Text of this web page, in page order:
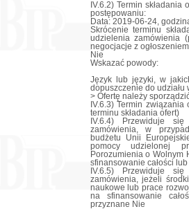
IV.6.2) Termin
postępowaniu:
Data: 2019-06-24,
Skrócenie terminu
udzielenia zamówienia
negocjacje z
Nie
Wskazać powody:
Język lub języki, w
dopuszczenie do udziału
> Ofertę należy
IV.6.3) Termin
terminu składania ofert)
IV.6.4) Przewiduje
zamówienia, w
budżetu Unii
pomocy udzielonej
Porozumienia o Wolnym
sfinansowanie całości
IV.6.5) Przewiduje
zamówienia, jeżeli
naukowe lub prace
na sfinansowanie
przyznane Nie